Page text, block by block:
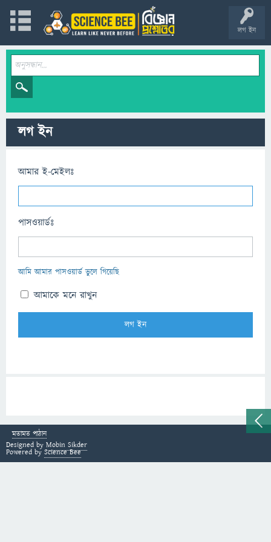
লগ ইন
লগ ইন
আমার ই-মেইলঃ
পাসওয়ার্ডঃ
আমি আমার পাসওয়ার্ড ভুলে গিয়েছি
আমাকে মনে রাখুন
মতামত পাঠান
Designed by Mobin Sikder
Powered by Science Bee